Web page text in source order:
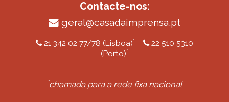
Contacte-nos:
geral@casadaimprensa.pt
21 342 02 77/78 (Lisboa)*
22 510 5310
(Porto)*
*chamada para a rede fixa nacional